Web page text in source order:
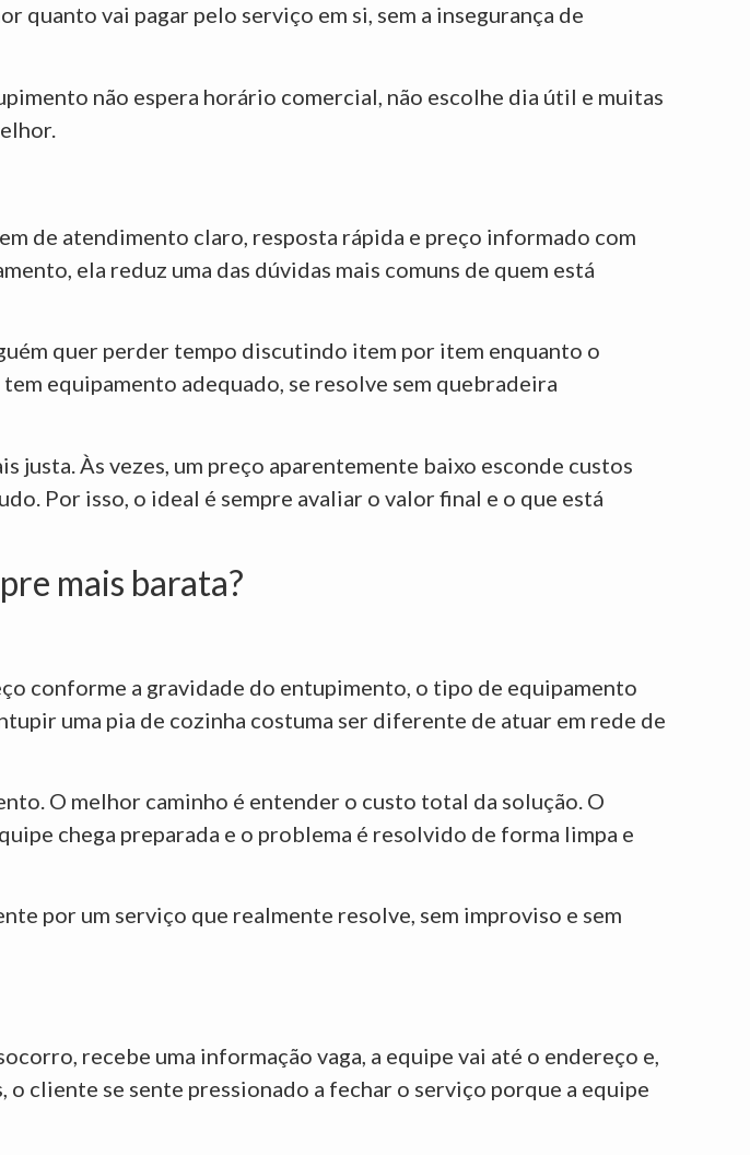
vai pagar pelo serviço em si, sem a insegurança de
não espera horário comercial, não escolhe dia útil e muitas
de atendimento claro, resposta rápida e preço informado com
ela reduz uma das dúvidas mais comuns de quem está
quer perder tempo discutindo item por item enquanto o
equipamento adequado, se resolve sem quebradeira
justa. Às vezes, um preço aparentemente baixo esconde custos
Por isso, o ideal é sempre avaliar o valor final e o que está
mais barata?
conforme a gravidade do entupimento, o tipo de equipamento
uma pia de cozinha costuma ser diferente de atuar em rede de
O melhor caminho é entender o custo total da solução. O
chega preparada e o problema é resolvido de forma limpa e
por um serviço que realmente resolve, sem improviso e sem
recebe uma informação vaga, a equipe vai até o endereço e,
o cliente se sente pressionado a fechar o serviço porque a equipe